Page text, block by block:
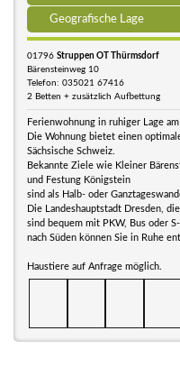
Geografische Lage
01796 Struppen OT Thürmsdorf
Bärensteinweg 10
Telefon: 035021 67416
2 Betten + zusätzlich Aufbettung
Ferienwohnung in ruhiger Lage
Die Wohnung bietet einen
Sächsische Schweiz.
Bekannte Ziele wie Kleiner
und Festung Königstein
sind als Halb- oder
Die Landeshauptstadt Dresden,
sind bequem mit PKW, Bus oder
nach Süden können Sie in Ruhe
Haustiere auf Anfrage möglich.